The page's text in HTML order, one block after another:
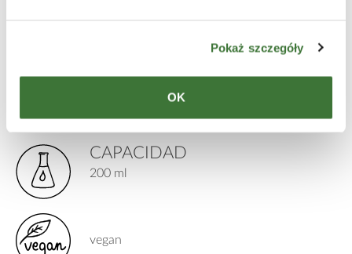
Pokaż szczegóły
OK
CAPACIDAD
200 ml
vegan